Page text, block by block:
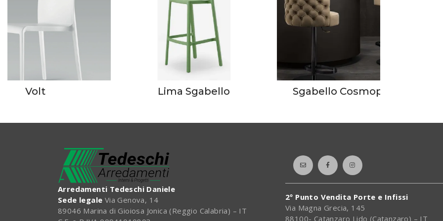
Volt Lima Sgabello Sgabello Cosmopolitan
Arredamenti Tedeschi Daniele
Sede legale Via Genova, 14
89046 Marina di Gioiosa Jonica (Reggio Calabria) – IT
2º Punto Vendita Porte e Infissi
Via Magna Grecia, 145
88100- Catanzaro Lido (Catanzaro) – IT